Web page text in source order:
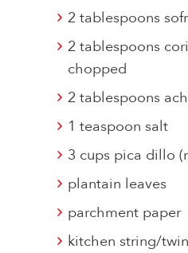
2 tablespoons
2 tablespoons
chopped
2 tablespoons
1 teaspoon salt
3 cups pica dillo
plantain leaves
parchment paper
kitchen string/